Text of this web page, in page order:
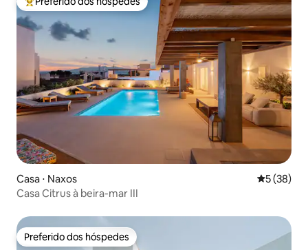
Entre os melhores preferidos dos hóspedes
Casa ⋅ Naxos 5 de uma
5 (38)
Casa Citrus à beira-mar III
Preferido dos hóspedes
Preferido dos hóspedes